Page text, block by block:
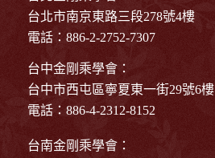
台北市南京東路三段278號4樓
電話：886-2-2752-7307
台中金剛乘學會：
台中市西屯區寧夏東一街29號6樓
電話：886-4-2312-8152
台南金剛乘學會：